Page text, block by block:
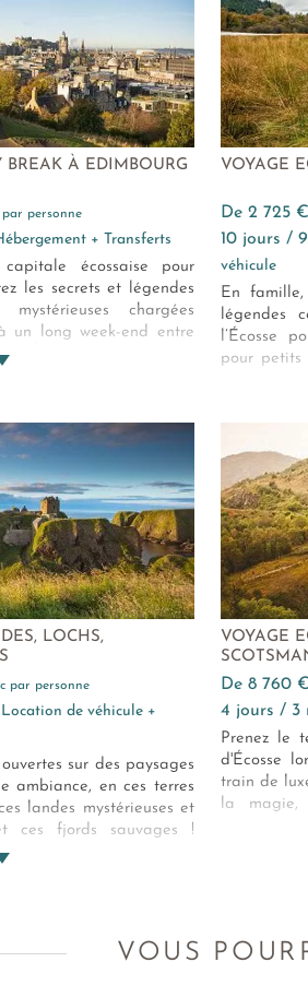
BREAK À EDIMBOURG
personne
+ Transferts
écossaise pour
les secrets et légendes
chargées
un long week-end entre
l’Écosse dans cette ville
VOYAGE
de 2 725
10 jours /
véhicule
En
légendes
l’Écosse
pour petits
prennent
LOCHS,
par personne
de véhicule +
sur des paysages
ambiance, en ces terres
landes mystérieuses et
ces fjords sauvages !
de single malt,
VOYAGE
de 8 760
4 jours /
Prenez le
d'Écosse
train de
la
combine
VOUS